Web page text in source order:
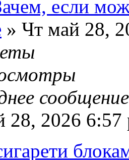
если
» Чт май 28,
28, 2026 6:57